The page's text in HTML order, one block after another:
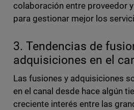
colaboración entre proveedor
para gestionar mejor los
3. Tendencias de
adquisiciones en el
Las fusiones y adquisiciones
en el canal desde hace algún
creciente interés entre las